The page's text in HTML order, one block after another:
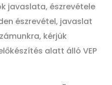
javaslata, észrevétele
észrevétel, javaslat
kérjük
alatt álló VEP